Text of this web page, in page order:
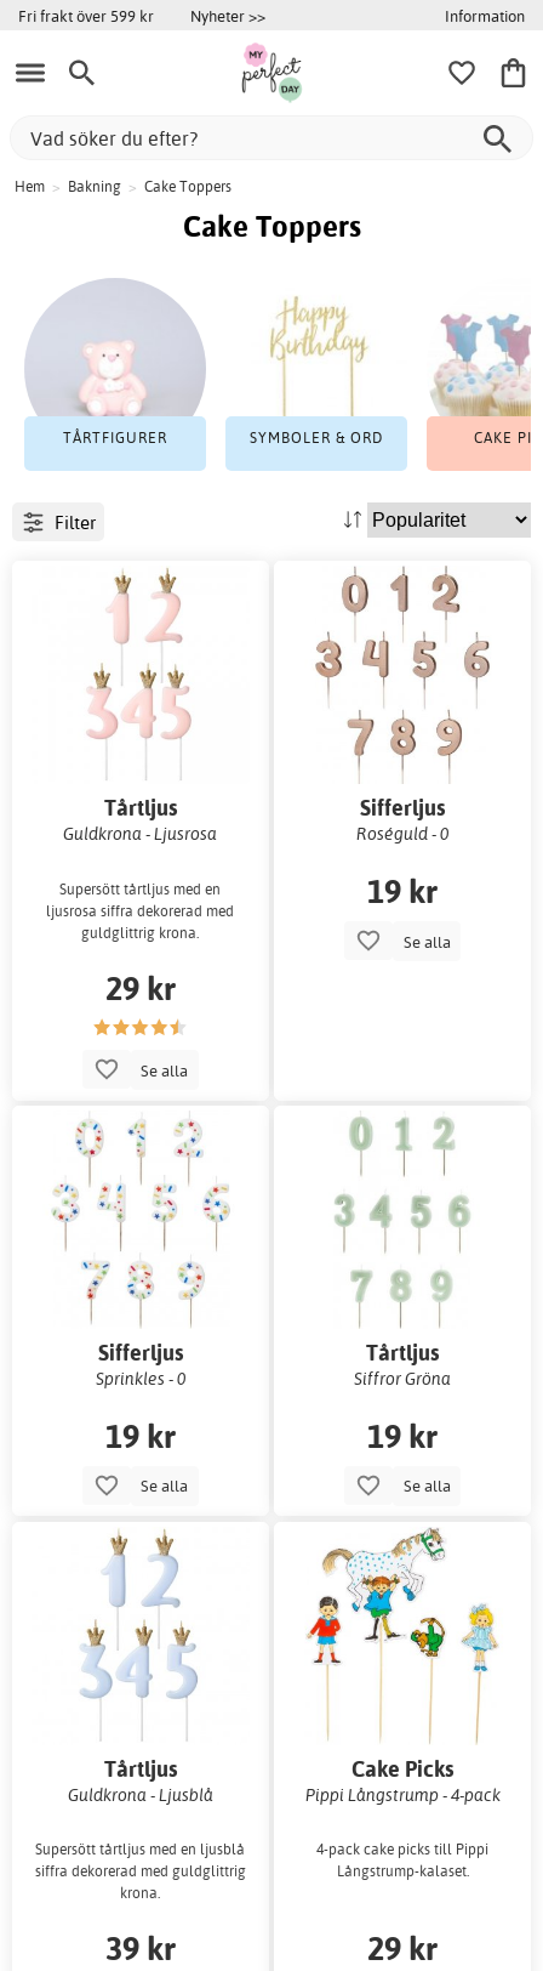
Fri frakt över 599 kr Nyheter >> Information
Hem > Bakning > Cake Toppers
Cake Toppers
TÅRTFIGURER SYMBOLER & ORD CAKE
Filter
Tårtljus
Guldkrona - Ljusrosa
Supersött tårtljus med en
ljusrosa siffra dekorerad med
guldglittrig krona.
29 kr
Se alla
Sifferljus
Roséguld - 0
19 kr
Se alla
Sifferljus
Sprinkles - 0
19 kr
Se alla
Tårtljus
Siffror Gröna
19 kr
Se alla
Tårtljus
Guldkrona - Ljusblå
Supersött tårtljus med en ljusblå
siffra dekorerad med guldglittrig
krona.
39 kr
Cake Picks
Pippi Långstrump - 4-pack
4-pack cake picks till Pippi
Långstrump-kalaset.
29 kr